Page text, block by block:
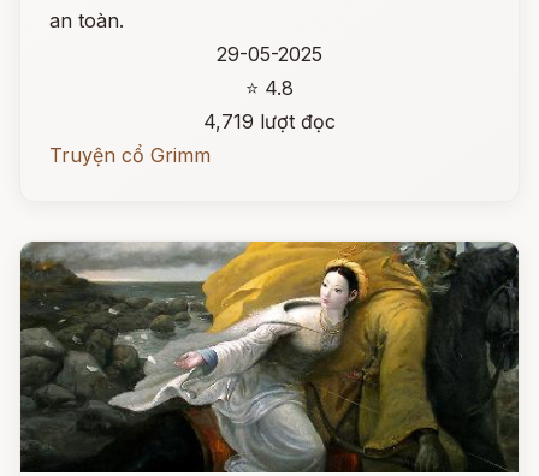
an toàn.
29-05-2025
⭐ 4.8
4,719 lượt đọc
Truyện cổ Grimm